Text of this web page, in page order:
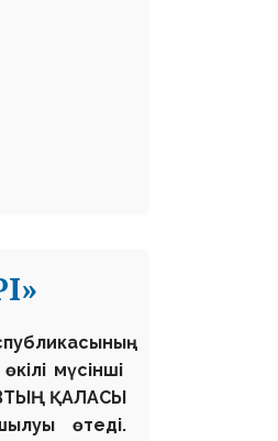
мүсінші
ҚАЛАСЫ
өтеді.